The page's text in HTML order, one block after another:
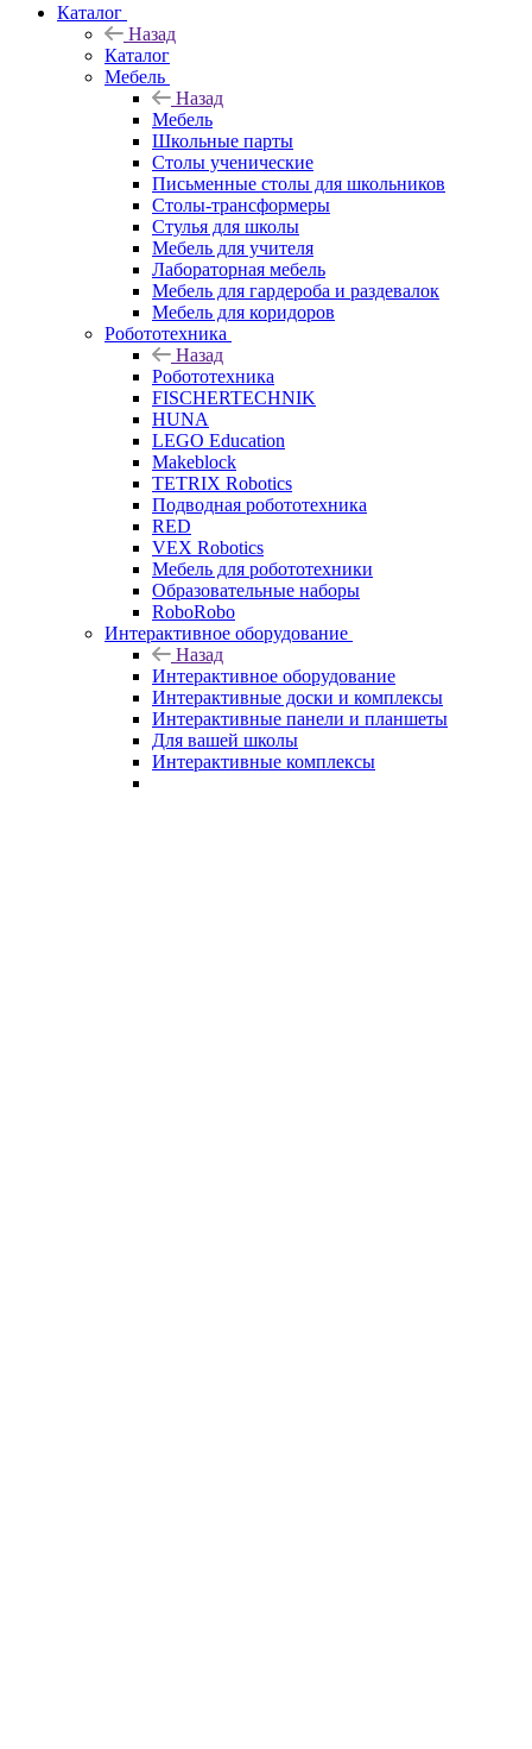
Каталог
Назад
Каталог
Мебель
Назад
Мебель
Школьные парты
Столы ученические
Письменные столы для школьников
Столы-трансформеры
Стулья для школы
Мебель для учителя
Лабораторная мебель
Мебель для гардероба и раздевалок
Мебель для коридоров
Робототехника
Назад
Робототехника
FISCHERTECHNIK
HUNA
LEGO Education
Makeblock
TETRIX Robotics
Подводная робототехника
RED
VEX Robotics
Мебель для робототехники
Образовательные наборы
RoboRobo
Интерактивное оборудование
Назад
Интерактивное оборудование
Интерактивные доски и комплексы
Интерактивные панели и планшеты
Для вашей школы
Интерактивные комплексы